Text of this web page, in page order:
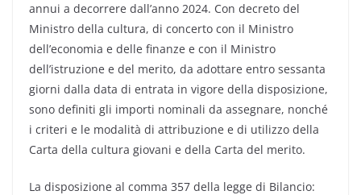
annui a decorrere dall’anno 2024. Con decreto del
Ministro della cultura, di concerto con il Ministro
dell’economia e delle finanze e con il Ministro
dell’istruzione e del merito, da adottare entro sessanta
giorni dalla data di entrata in vigore della disposizione,
sono definiti gli importi nominali da assegnare, nonché
i criteri e le modalità di attribuzione e di utilizzo della
Carta della cultura giovani e della Carta del merito.
La disposizione al comma 357 della legge di Bilancio: